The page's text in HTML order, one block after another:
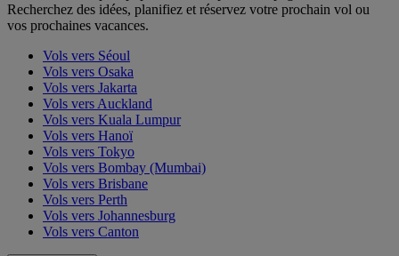
Recherchez des idées, planifiez et réservez votre prochain vol ou
vos prochaines vacances.
Vols vers Séoul
Vols vers Osaka
Vols vers Jakarta
Vols vers Auckland
Vols vers Kuala Lumpur
Vols vers Hanoï
Vols vers Tokyo
Vols vers Bombay (Mumbai)
Vols vers Brisbane
Vols vers Perth
Vols vers Johannesburg
Vols vers Canton